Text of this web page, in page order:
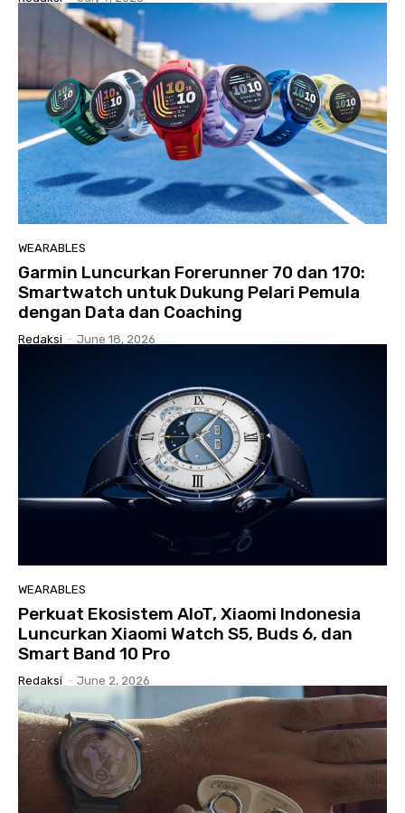
WEARABLES
Garmin Luncurkan Forerunner 70 dan 170:
Smartwatch untuk Dukung Pelari Pemula
dengan Data dan Coaching
Redaksi - June 18, 2026
WEARABLES
Perkuat Ekosistem AIoT, Xiaomi Indonesia
Luncurkan Xiaomi Watch S5, Buds 6, dan
Smart Band 10 Pro
Redaksi - June 2, 2026